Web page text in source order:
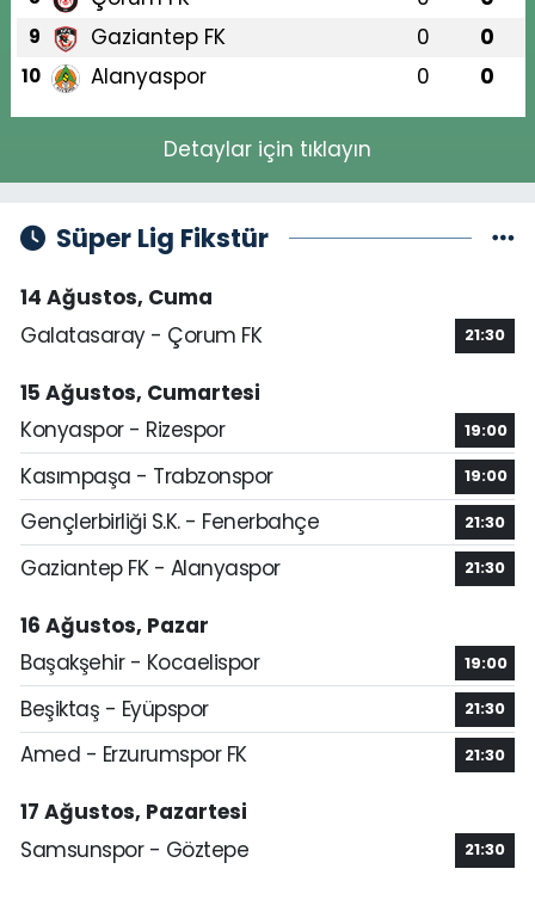
9 Gaziantep FK 0 0
10 Alanyaspor 0 0
Detaylar için tıklayın
Süper Lig Fikstür
14 Ağustos, Cuma
Galatasaray - Çorum FK
21:30
15 Ağustos, Cumartesi
Konyaspor - Rizespor
19:00
Kasımpaşa - Trabzonspor 19:00
Gençlerbirliği S.K. - Fenerbahçe 21:30
Gaziantep FK - Alanyaspor 21:30
16 Ağustos, Pazar
Başakşehir - Kocaelispor
19:00
Beşiktaş - Eyüpspor 21:30
Amed - Erzurumspor FK 21:30
17 Ağustos, Pazartesi
Samsunspor - Göztepe
21:30